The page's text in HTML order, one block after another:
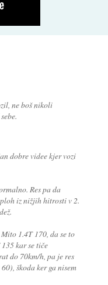
ne boš nikoli
dobre videe kjer vozi
Res pa da
iz nižjih hitrosti v 2.
1.4T 170, da se to
kar se tiče
do 70km/h, pa je res
škoda ker ga nisem